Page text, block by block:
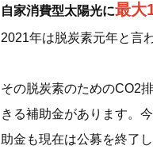
自家消費型太陽光に最大
2021年は脱炭素元年と言
その脱炭素のためのCO2
きる補助金があります。
助金も現在は公募を終了